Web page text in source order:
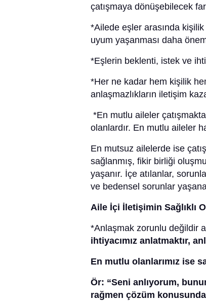
çatışmaya dönüşebilecek
*Ailede eşler arasında
uyum yaşanması daha
*Eşlerin beklenti, istek ve
*Her ne kadar hem kişilik
anlaşmazlıkların iletişim
*En mutlu aileler
olanlardır. En mutlu aileler
En mutsuz ailelerde ise
sağlanmış, fikir birliği
yaşanır. İçe atılanlar,
ve bedensel sorunlar
Aile İçi İletişimin Sağlıklı
*Anlaşmak zorunlu değildir
ihtiyacımız anlatmaktır,
En mutlu olanlarımız ise
Ör: “Seni anlıyorum,
rağmen çözüm